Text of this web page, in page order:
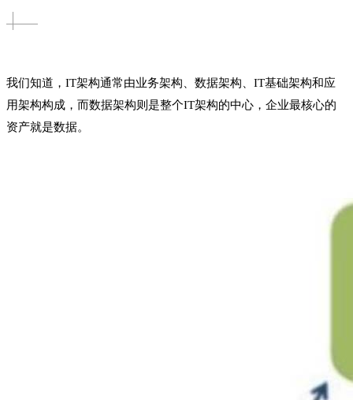
我们知道，IT架构通常由业务架构、数据架构、IT基础架构和应
用架构构成，而数据架构则是整个IT架构的中心，企业最核心的
资产就是数据。